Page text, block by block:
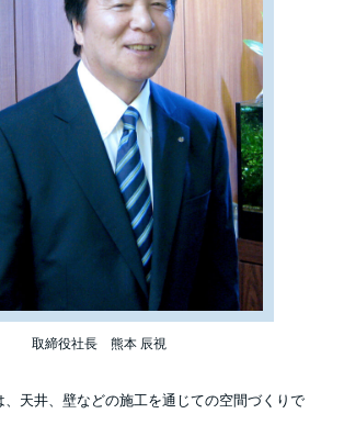
取締役社長 熊本 辰視
、天井、壁などの施工を通じての空間づくりで